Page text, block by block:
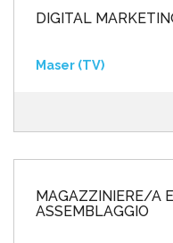
DIGITAL
Maser (TV)
MAGAZZINIERE/A
ASSEMBLAGGIO